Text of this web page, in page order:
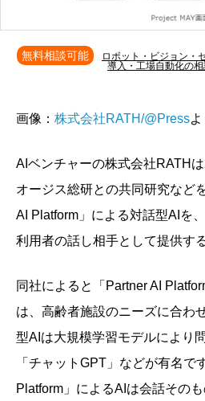
無料相談可能
ロボット・ビジョン・
導入・工場自動化の相
画像： 株式会社RATH/@Press
AIベンチャーの株式会社RATH
オージス総研との共同研究など
AI Platform」による対話型AIを
利用者の話し相手として提供す
同社によると「Partner AI
は、高齢者施設のニーズに合わ
型AIは大規模学習モデルにより
「チャットGPT」などが有名で
Platform」によるAIは会話その